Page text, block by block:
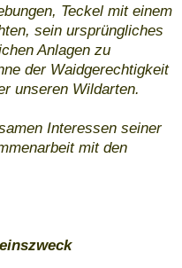
Teckel mit einem
sein ursprüngliches
Anlagen zu
der Waidgerechtigkeit
unseren Wildarten.
Interessen seiner
mit den